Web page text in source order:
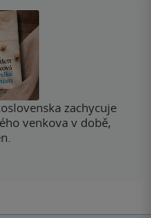
zachycuje
venkova v době,